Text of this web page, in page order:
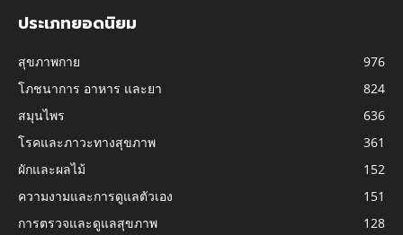
ประเภทยอดนิยม
สุขภาพกาย
976
โภชนาการ อาหาร และยา
824
สมุนไพร
636
โรคและภาวะทางสุขภาพ
361
ผักและผลไม้
152
ความงามและการดูแลตัวเอง
151
การตรวจและดูแลสุขภาพ
128